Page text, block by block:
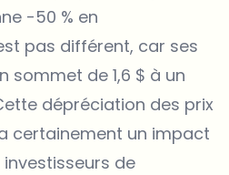
-50 % en
pas différent, car ses
sommet de 1,6 $ à un
dépréciation des prix
certainement un impact
de